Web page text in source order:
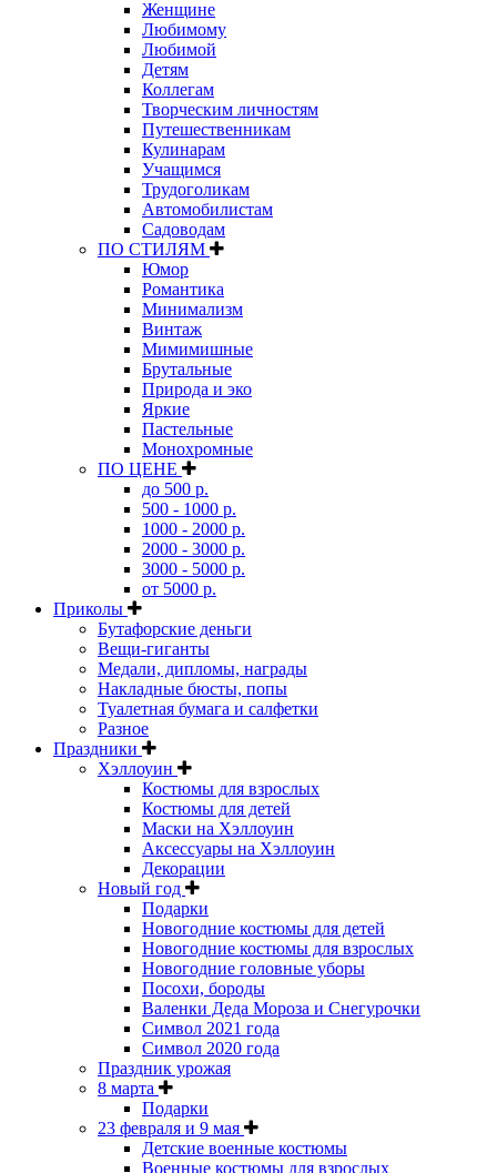
Женщине
Любимому
Любимой
Детям
Коллегам
Творческим личностям
Путешественникам
Кулинарам
Учащимся
Трудоголикам
Автомобилистам
Садоводам
ПО СТИЛЯМ
Юмор
Романтика
Минимализм
Винтаж
Мимимишные
Брутальные
Природа и эко
Яркие
Пастельные
Монохромные
ПО ЦЕНЕ
до 500 р.
500 - 1000 р.
1000 - 2000 р.
2000 - 3000 р.
3000 - 5000 р.
от 5000 р.
Приколы
Бутафорские деньги
Вещи-гиганты
Медали, дипломы, награды
Накладные бюсты, попы
Туалетная бумага и салфетки
Разное
Праздники
Хэллоуин
Костюмы для взрослых
Костюмы для детей
Маски на Хэллоуин
Аксессуары на Хэллоуин
Декорации
Новый год
Подарки
Новогодние костюмы для детей
Новогодние костюмы для взрослых
Новогодние головные уборы
Посохи, бороды
Валенки Деда Мороза и Снегурочки
Символ 2021 года
Символ 2020 года
Праздник урожая
8 марта
Подарки
23 февраля и 9 мая
Детские военные костюмы
Военные костюмы для взрослых